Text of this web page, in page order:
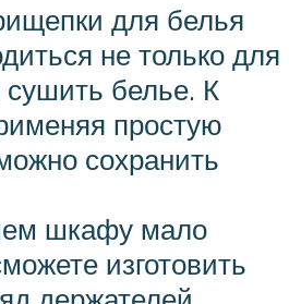
для белья
не только для
сушить белье. К
простую
сохранить
шкафу мало
изготовить